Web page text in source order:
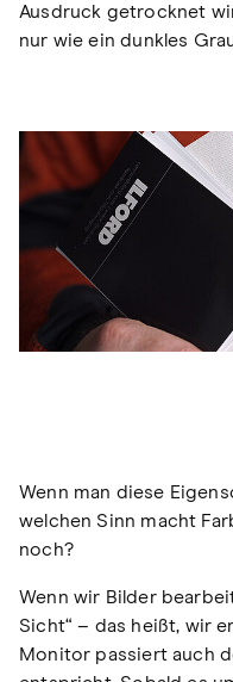
Ausdruck getrocknet
nur wie ein dunkles
Wenn man diese
welchen Sinn macht
noch?
Wenn wir Bilder
Sicht“ – das heißt, wir
Monitor passiert auch